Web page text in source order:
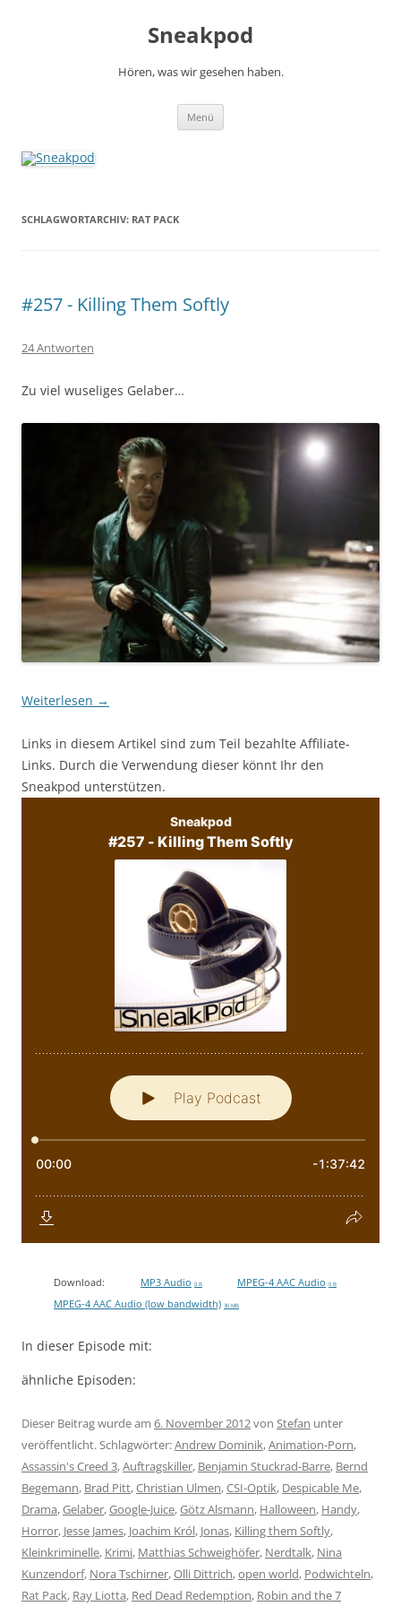
Sneakpod
Hören, was wir gesehen haben.
Menü
SCHLAGWORTARCHIV: RAT PACK
#257 - Killing Them Softly
24 Antworten
Zu viel wuseliges Gelaber…
Weiterlesen →
Links in diesem Artikel sind zum Teil bezahlte Affiliate-
Links. Durch die Verwendung dieser könnt Ihr den
Sneakpod unterstützen.
Download: MP3 Audio 0 B MPEG-4 AAC Audio 0 B
MPEG-4 AAC Audio (low bandwidth) 30 MB
In dieser Episode mit:
ähnliche Episoden:
Dieser Beitrag wurde am 6. November 2012von Stefan unter
veröffentlicht. Schlagwörter:Andrew Dominik,Animation-Porn,
Assassin's Creed 3,Auftragskiller, Benjamin Stuckrad-Barre, Bernd
Begemann, Brad Pitt,Christian Ulmen,CSI-Optik, Despicable Me,
Drama,Gelaber,Google-Juice,Götz Alsmann, Halloween, Handy,
Horror, Jesse James, Joachim Król, Jonas, Killing them Softly,
Kleinkriminelle, Krimi, Matthias Schweighöfer, Nerdtalk, Nina
Kunzendorf, Nora Tschirner,Olli Dittrich,open world, Podwichteln,
Rat Pack, Ray Liotta, Red Dead Redemption, Robin and the 7